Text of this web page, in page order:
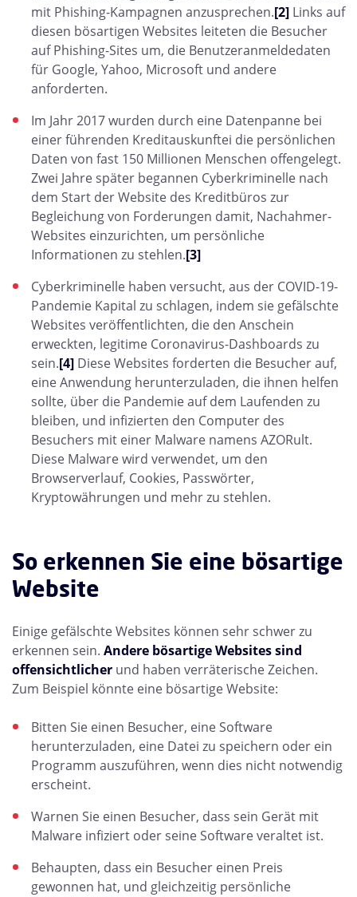
mit Phishing-Kampagnen anzusprechen.[2] Links auf
diesen bösartigen Websites leiteten die Besucher
auf Phishing-Sites um, die Benutzeranmeldedaten
für Google, Yahoo, Microsoft und andere
anforderten.
Im Jahr 2017 wurden durch eine Datenpanne bei
einer führenden Kreditauskunftei die persönlichen
Daten von fast 150 Millionen Menschen offengelegt.
Zwei Jahre später begannen Cyberkriminelle nach
dem Start der Website des Kreditbüros zur
Begleichung von Forderungen damit, Nachahmer-
Websites einzurichten, um persönliche
Informationen zu stehlen.[3]
Cyberkriminelle haben versucht, aus der COVID-19-
Pandemie Kapital zu schlagen, indem sie gefälschte
Websites veröffentlichten, die den Anschein
erweckten, legitime Coronavirus-Dashboards zu
sein.[4] Diese Websites forderten die Besucher auf,
eine Anwendung herunterzuladen, die ihnen helfen
sollte, über die Pandemie auf dem Laufenden zu
bleiben, und infizierten den Computer des
Besuchers mit einer Malware namens AZORult.
Diese Malware wird verwendet, um den
Browserverlauf, Cookies, Passwörter,
Kryptowährungen und mehr zu stehlen.
So erkennen Sie eine bösartige
Website
Einige gefälschte Websites können sehr schwer zu
erkennen sein. Andere bösartige Websites sind
offensichtlicher und haben verräterische Zeichen.
Zum Beispiel könnte eine bösartige Website:
Bitten Sie einen Besucher, eine Software
herunterzuladen, eine Datei zu speichern oder ein
Programm auszuführen, wenn dies nicht notwendig
erscheint.
Warnen Sie einen Besucher, dass sein Gerät mit
Malware infiziert oder seine Software veraltet ist.
Behaupten, dass ein Besucher einen Preis
gewonnen hat, und gleichzeitig persönliche